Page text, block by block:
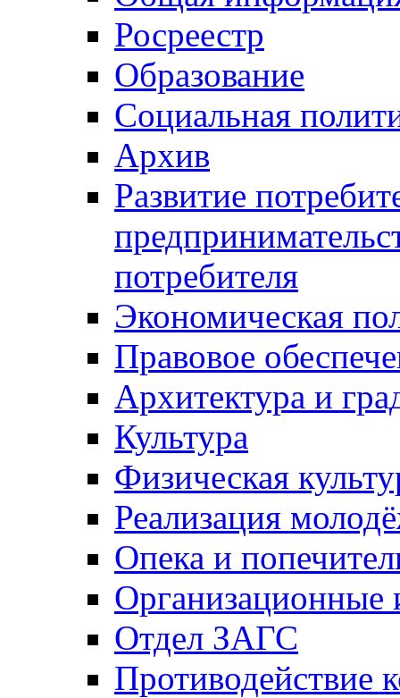
Росреестр
Образование
Социальная
Архив
Развитие
потребителя
Экономическая
Правовое
Архитектура и
Культура
Физическая
Реализация
Опека и
Отдел ЗАГС
Противодействие